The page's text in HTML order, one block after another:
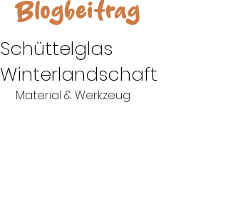
Blogbeitrag
Schüttelglas
Winterlandschaft
Material & Werkzeug: